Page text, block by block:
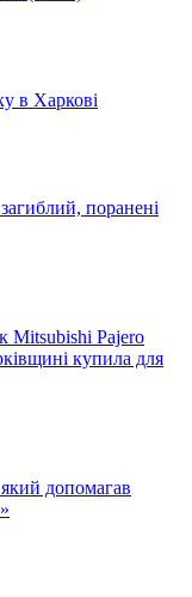
в Харкові
поранені
Pajero
купила для
допомагав